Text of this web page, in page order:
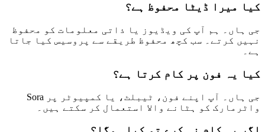
کیا میرا ڈیٹا محفوظ ہے؟
جی ہاں۔ ہم آپ کی ویڈیوز یا ذاتی معلومات کو محفوظ
نہیں کرتے۔ سب کچھ محفوظ طریقے سے پروسیس کیا جاتا
ہے۔
کیا یہ فون پر کام کرتا ہے؟
جی ہاں۔ آپ اپنے فون، ٹیبلٹ، یا کمپیوٹر پر Sora
واٹرمارک کو ہٹانے والا استعمال کر سکتے ہیں۔